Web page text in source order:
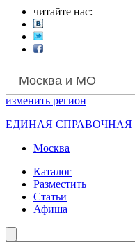
читайте нас:
Москва и МО
изменить регион
ЕДИНАЯ СПРАВОЧНАЯ
Москва
Каталог
Разместить
Статьи
Афиша